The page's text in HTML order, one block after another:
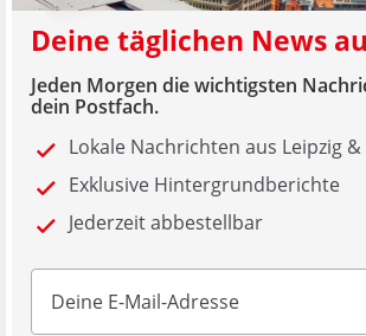
Deine täglichen News
Jeden Morgen die wichtigsten
dein Postfach.
Lokale Nachrichten aus Leipzig
Exklusive Hintergrundberichte
Jederzeit abbestellbar